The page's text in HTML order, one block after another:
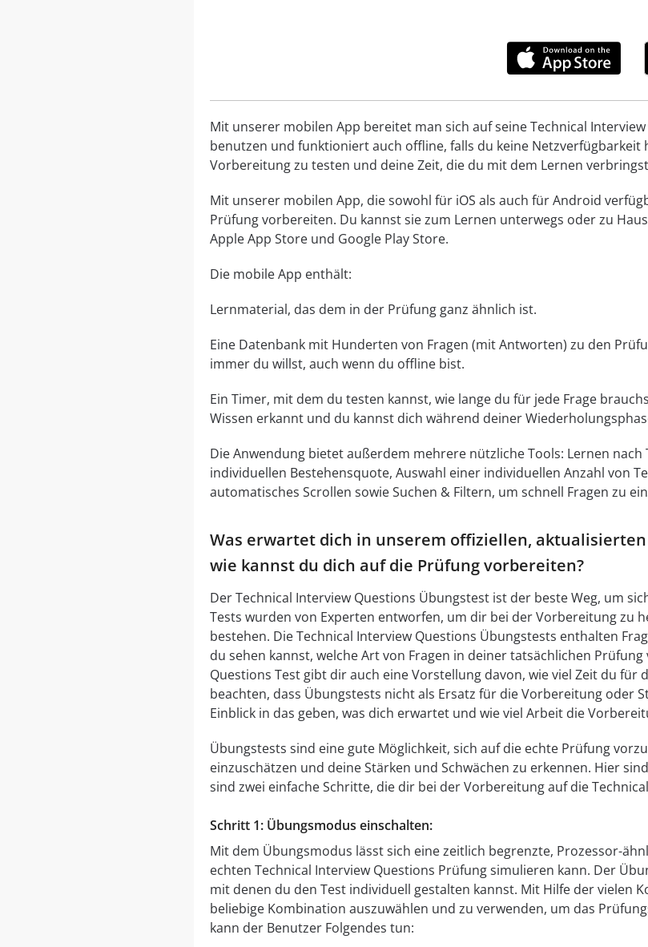
Mit unserer mobilen App bereitet man sich auf seine Technical
benutzen und funktioniert auch offline, falls du keine
Vorbereitung zu testen und deine Zeit, die du mit dem Lernen
Mit unserer mobilen App, die sowohl für iOS als auch für Android
Prüfung vorbereiten. Du kannst sie zum Lernen unterwegs oder zu
Apple App Store und Google Play Store.
Die mobile App enthält:
Lernmaterial, das dem in der Prüfung ganz ähnlich ist.
Eine Datenbank mit Hunderten von Fragen (mit Antworten) zu den
immer du willst, auch wenn du offline bist.
Ein Timer, mit dem du testen kannst, wie lange du für jede Frage
Wissen erkannt und du kannst dich während deiner
Die Anwendung bietet außerdem mehrere nützliche Tools: Lernen
individuellen Bestehensquote, Auswahl einer individuellen Anzahl von
automatisches Scrollen sowie Suchen & Filtern, um schnell Fragen zu
Was erwartet dich in unserem offiziellen,
wie kannst du dich auf die Prüfung vorbereiten?
Der Technical Interview Questions Übungstest ist der beste Weg, um
Tests wurden von Experten entworfen, um dir bei der Vorbereitung zu
bestehen. Die Technical Interview Questions Übungstests enthalten
du sehen kannst, welche Art von Fragen in deiner tatsächlichen
Questions Test gibt dir auch eine Vorstellung davon, wie viel Zeit du für
beachten, dass Übungstests nicht als Ersatz für die Vorbereitung
Einblick in das geben, was dich erwartet und wie viel Arbeit die
Übungstests sind eine gute Möglichkeit, sich auf die echte Prüfung
einzuschätzen und deine Stärken und Schwächen zu erkennen. Hier
sind zwei einfache Schritte, die dir bei der Vorbereitung auf die
Schritt 1: Übungsmodus einschalten:
Mit dem Übungsmodus lässt sich eine zeitlich begrenzte, Prozessor-
echten Technical Interview Questions Prüfung simulieren kann. Der
mit denen du den Test individuell gestalten kannst. Mit Hilfe der vielen
beliebige Kombination auszuwählen und zu verwenden, um das
kann der Benutzer Folgendes tun: